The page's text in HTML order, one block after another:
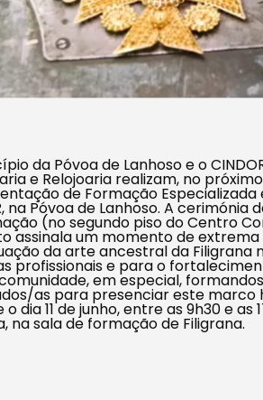
Procurar
Filtros
da Póvoa de Lanhoso e o
e Relojoaria realizam, no
de Formação
na Póvoa de Lanhoso. A
(no segundo piso do Centro
assinala um momento de
da arte ancestral da Filigrana
profissionais e para o
em especial,
as para presenciar este marco
o dia 11 de junho, entre as 9h30 e
na sala de formação de Filigrana.